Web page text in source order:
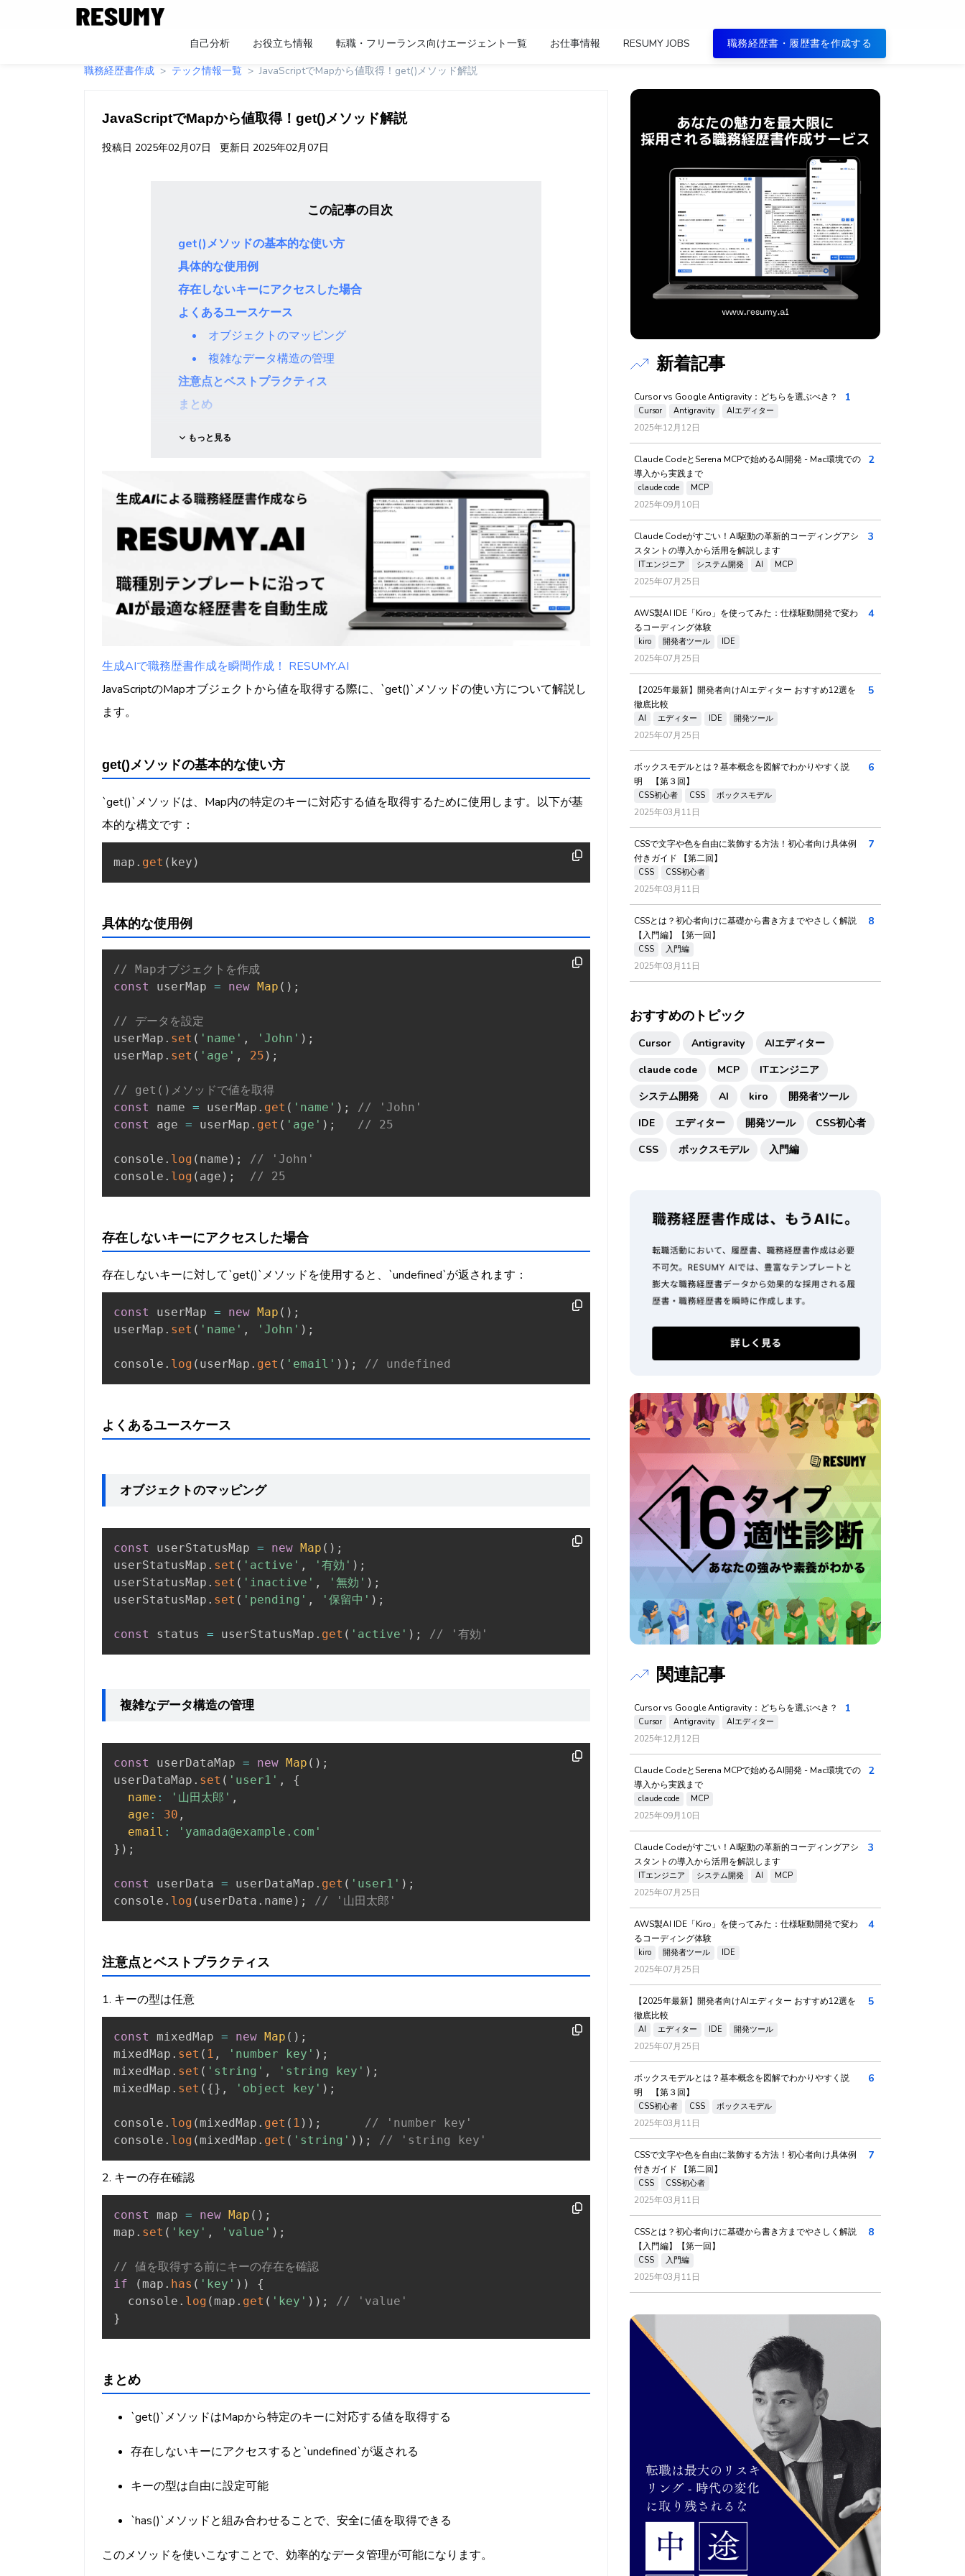
自己分析 お役立ち情報 転職・フリーランス向けエージェント一覧 お仕事情報 RESUMY JOBS
職務経歴書・履歴書を作成する
職務経歴書作成
テック情報一覧 JavaScriptでMapから値取得！get()メソッド解説
JavaScriptでMapから値取得！get()メソッド解説
投稿日 2025年02月07日 更新日 2025年02月07日
この記事の目次
get()メソッドの基本的な使い方
具体的な使用例
存在しないキーにアクセスした場合
よくあるユースケース
オブジェクトのマッピング
複雑なデータ構造の管理
注意点とベストプラクティス
まとめ
もっと見る
生成AIで職務歴書作成を瞬間作成！ RESUMY.AI
JavaScriptのMapオブジェクトから値を取得する際に、`get()`メソッドの使い方について解説し
ます。
get()メソッドの基本的な使い方
`get()`メソッドは、Map内の特定のキーに対応する値を取得するために使用します。以下が基
本的な構文です：
map . get ( key )
具体的な使用例
// Mapオブジェクトを作成
const
userMap = new Map ( ) ;
// データを設定
userMap . set ( 'name' , 'John' ) ;
userMap . set ( 'age' , 25 ) ;
// get()メソッドで値を取得
const
name = userMap . get ( 'name' ) ;
// 'John'
const
age = userMap . get ( 'age' ) ; // 25
console . log ( name ) ;
// 'John'
console . log ( age ) ; // 25
存在しないキーにアクセスした場合
存在しないキーに対して`get()`メソッドを使用すると、`undefined`が返されます：
const userMap = new Map ( ) ;
userMap . set ( 'name' , 'John' ) ;
console . log ( userMap . get ( 'email' ) ) ; // undefined
よくあるユースケース
オブジェクトのマッピング
const userStatusMap = new Map ( ) ;
userStatusMap . set ( 'active' , '有効' ) ;
userStatusMap . set ( 'inactive' , '無効' ) ;
userStatusMap . set ( 'pending' , '保留中' ) ;
const status = userStatusMap . get ( 'active' ) ; // '有効'
複雑なデータ構造の管理
const userDataMap = new Map ( ) ;
userDataMap . set ( 'user1' ,
{
name : '山田太郎' ,
age : 30 ,
email :
'yamada@example.com'
} ) ;
const userData = userDataMap . get ( 'user1' ) ;
console . log ( userData . name ) ; // '山田太郎'
注意点とベストプラクティス
1. キーの型は任意
const mixedMap = new Map ( ) ;
mixedMap . set ( 1 , 'number key' ) ;
mixedMap . set ( 'string' , 'string key' ) ;
mixedMap . set ( {} , 'object key' ) ;
console . log ( mixedMap . get ( 1 ) ) ;
// 'number key'
console . log ( mixedMap . get ( 'string' ) ) ; // 'string key'
2. キーの存在確認
const map = new Map ( ) ;
map . set ( 'key' , 'value' ) ;
// 値を取得する前にキーの存在を確認
if
( map . has ( 'key' ) )
{
  console
. log ( map . get ( 'key' ) ) ;
// 'value'
}
まとめ
`get()`メソッドはMapから特定のキーに対応する値を取得する
存在しないキーにアクセスすると`undefined`が返される
キーの型は自由に設定可能
`has()`メソッドと組み合わせることで、安全に値を取得できる
このメソッドを使いこなすことで、効率的なデータ管理が可能になります。
新着記事
Cursor vs Google Antigravity：どちらを選ぶべき？
Cursor Antigravity AIエディター
2025年12月12日
1
Claude CodeとSerena MCPで始めるAI開発 - Mac環境での
導入から実践まで
claude code MCP
2025年09月10日
2
Claude Codeがすごい！AI駆動の革新的コーディングアシ
スタントの導入から活用を解説します
ITエンジニア システム開発 AI MCP
2025年07月25日
3
AWS製AI IDE「Kiro」を使ってみた：仕様駆動開発で変わ
るコーディング体験
kiro 開発者ツール IDE
2025年07月25日
4
【2025年最新】開発者向けAIエディター おすすめ12選を
徹底比較
AI エディター IDE 開発ツール
2025年07月25日
5
ボックスモデルとは？基本概念を図解でわかりやすく説
明 【第３回】
CSS初心者 CSS ボックスモデル
2025年03月11日
6
CSSで文字や色を自由に装飾する方法！初心者向け具体例
付きガイド 【第二回】
CSS CSS初心者
2025年03月11日
7
CSSとは？初心者向けに基礎から書き方までやさしく解説
【入門編】【第一回】
CSS 入門編
2025年03月11日
8
おすすめのトピック
Cursor Antigravity
AIエディター
claude code
MCP
ITエンジニア
システム開発
AI kiro
開発者ツール
IDE
エディター 開発ツール
CSS初心者
CSS
ボックスモデル 入門編
関連記事
Cursor vs Google Antigravity：どちらを選ぶべき？
Cursor Antigravity AIエディター
2025年12月12日
1
Claude CodeとSerena MCPで始めるAI開発 - Mac環境での
導入から実践まで
claude code MCP
2025年09月10日
2
Claude Codeがすごい！AI駆動の革新的コーディングアシ
スタントの導入から活用を解説します
ITエンジニア システム開発 AI MCP
2025年07月25日
3
AWS製AI IDE「Kiro」を使ってみた：仕様駆動開発で変わ
るコーディング体験
kiro 開発者ツール IDE
2025年07月25日
4
【2025年最新】開発者向けAIエディター おすすめ12選を
徹底比較
AI エディター IDE 開発ツール
2025年07月25日
5
ボックスモデルとは？基本概念を図解でわかりやすく説
明 【第３回】
CSS初心者 CSS ボックスモデル
2025年03月11日
6
CSSで文字や色を自由に装飾する方法！初心者向け具体例
付きガイド 【第二回】
CSS CSS初心者
2025年03月11日
7
CSSとは？初心者向けに基礎から書き方までやさしく解説
【入門編】【第一回】
CSS 入門編
2025年03月11日
8